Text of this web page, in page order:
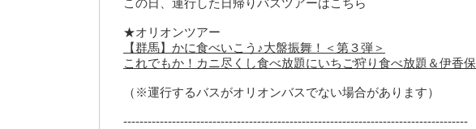
★オリオンツアー
【群馬】かに食べいこう♪大盤振舞！＜第３弾＞
これでもか！カニ尽くし食べ放題にいちご狩り食べ放題＆伊香
（※運行するバスがオリオンバスでない場合があります）
-------------------------------------------------------------------------------------